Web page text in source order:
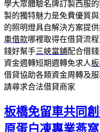
學大眾體驗名牌訂製西服
製的獨特魅力是免費優質
的照明燈具自解決方案提
車借款哪裡取得在借貸流
錢好幫手三峽當鋪配合借
資金週轉短期週轉免求人
借貸協助各類資金周轉及
請尋求合法借貸商家
板橋免留車共同
原蛋白凍專業燕窩